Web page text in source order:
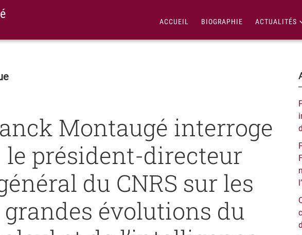
ACCUEIL BIOGRAPHIE ACTUALITÉS
Montaugé interroge
le président-directeur
du CNRS sur les
grandes évolutions du